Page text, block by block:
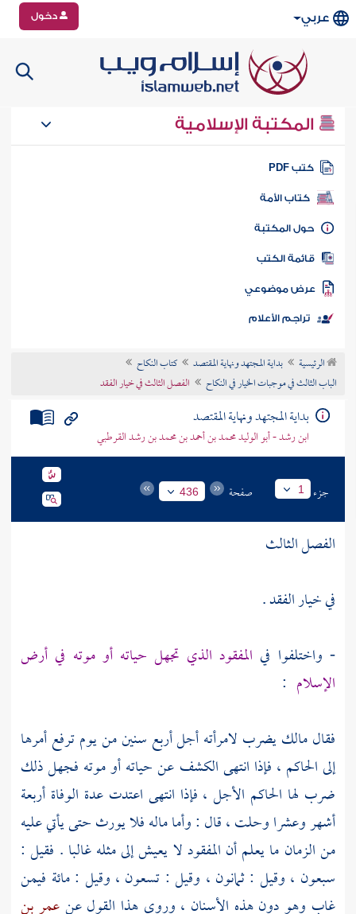
عربي دخول
المكتبة الإسلامية
كتب PDF
كتاب الأمة
المكتبة
الكتب
موضوعي
تراجم الأعلام
الرئيسية بداية المجتهد ونهاية المقتصد
كتاب النكاح
الباب الثالث في موجبات الخيار في النكاح
الفصل الثالث في خيار الفقد
بداية المجتهد ونهاية المقتصد
ابن رشد - أبو الوليد محمد بن أحمد بن محمد بن رشد القرطبي
جزء 1 صفحة 436
الفصل الثالث
في خيار الفقد .
- واختلفوا في المفقود الذي تجهل حياته أو موته في أرض
الإسلام :
فقالمالكيضرب لامرأته أجل أربع سنين من يوم ترفع أمرها
إلى الحاكم ، فإذا انتهى الكشف عن حياته أو موته فجهل ذلك
ضرب لها الحاكم الأجل ، فإذا انتهى اعتدت عدة الوفاة أربعة
أشهر وعشرا وحلت ، قال : وأما ماله فلا يورث حتى يأتي عليه
من الزمان ما يعلم أن المفقود لا يعيش إلى مثله غالبا . فقيل :
سبعون ، وقيل : ثمانون ، وقيل : تسعون ، وقيل : مائة فيمن
غاب وهو دون هذه الأسنان ، وروي هذا القول عنعمر بن